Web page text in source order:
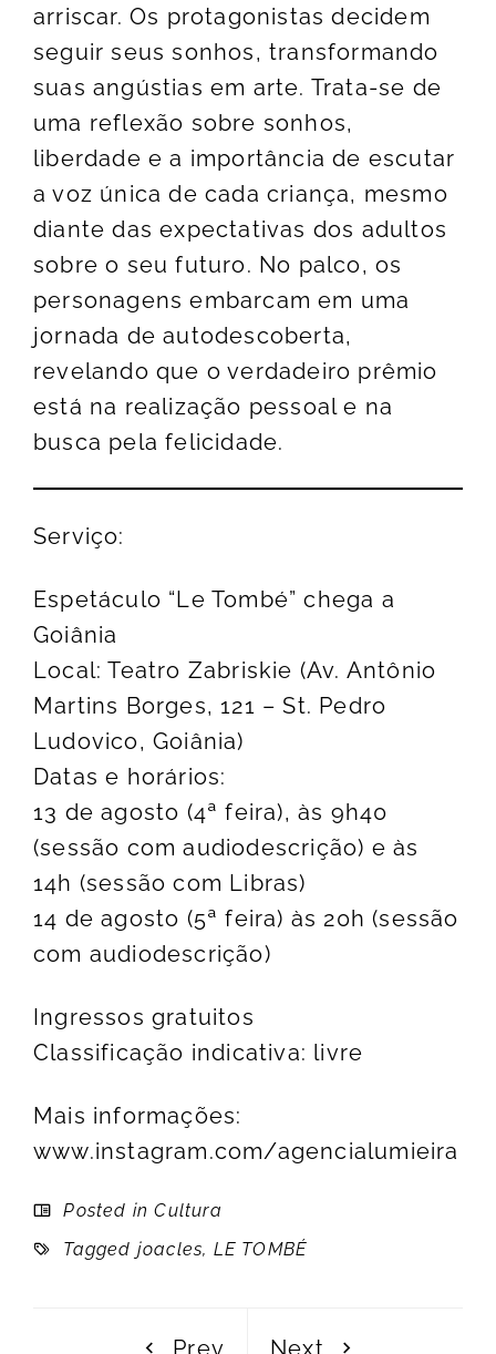
arriscar. Os protagonistas decidem
seguir seus sonhos, transformando
suas angústias em arte. Trata-se de
uma reflexão sobre sonhos,
liberdade e a importância de escutar
a voz única de cada criança, mesmo
diante das expectativas dos adultos
sobre o seu futuro. No palco, os
personagens embarcam em uma
jornada de autodescoberta,
revelando que o verdadeiro prêmio
está na realização pessoal e na
busca pela felicidade.
Serviço:
Espetáculo “Le Tombé” chega a
Goiânia
Local: Teatro Zabriskie (Av. Antônio
Martins Borges, 121 – St. Pedro
Ludovico, Goiânia)
Datas e horários:
13 de agosto (4ª feira), às 9h40
(sessão com audiodescrição) e às
14h (sessão com Libras)
14 de agosto (5ª feira) às 20h (sessão
com audiodescrição)
Ingressos gratuitos
Classificação indicativa: livre
Mais informações:
www.instagram.com/agencialumieira
Posted inCultura
Tagged joacles, LE TOMBÉ